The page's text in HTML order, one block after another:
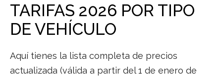
TARIFAS 2026 POR TIPO
DE VEHÍCULO
Aquí tienes la lista completa de precios
actualizada (válida a partir del 1 de enero de